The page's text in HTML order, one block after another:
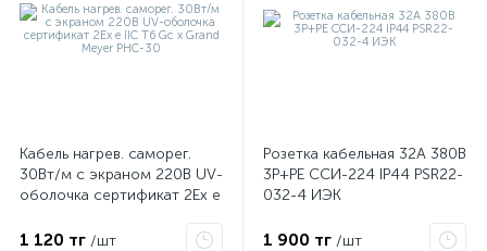
Кабель нагрев. саморег.
30Вт/м с экраном 220В UV-
оболочка сертификат 2Ex e
PHC-30
1 120 тг /шт
Розетка кабельная 32А 380В
3P+PЕ ССИ-224 IP44 PSR22-
032-4 ИЭК
1 900 тг /шт